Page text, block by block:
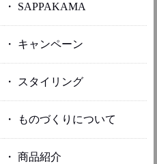
SAPPAKAMA
キャンペーン
スタイリング
ものづくりについて
商品紹介